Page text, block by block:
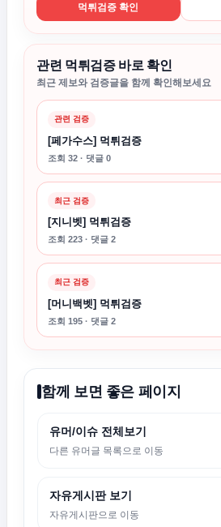
먹튀검증 확인
관련 먹튀검증 바로 확인
최근 제보와 검증글을 함께 확인해보세요
관련 검증
[페가수스] 먹튀검증
조회 32 · 댓글 0
최근 검증
[지니벳] 먹튀검증
조회 223 · 댓글 2
최근 검증
[머니백벳] 먹튀검증
조회 195 · 댓글 2
함께 보면 좋은 페이지
유머/이슈 전체보기
다른 유머글 목록으로 이동
자유게시판 보기
자유게시판으로 이동